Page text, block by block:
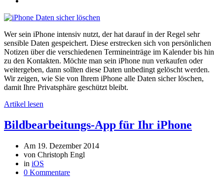
Wer sein iPhone intensiv nutzt, der hat darauf in der Regel sehr
sensible Daten gespeichert. Diese erstrecken sich von persönlichen
Notizen über die verschiedenen Termineinträge im Kalender bis hin
zu den Kontakten. Möchte man sein iPhone nun verkaufen oder
weitergeben, dann sollten diese Daten unbedingt gelöscht werden.
Wir zeigen, wie Sie von Ihrem iPhone alle Daten sicher löschen,
damit Ihre Privatsphäre geschützt bleibt.
Artikel lesen
Bildbearbeitungs-App für Ihr iPhone
Am 19. Dezember 2014
von Christoph Engl
in iOS
0 Kommentare